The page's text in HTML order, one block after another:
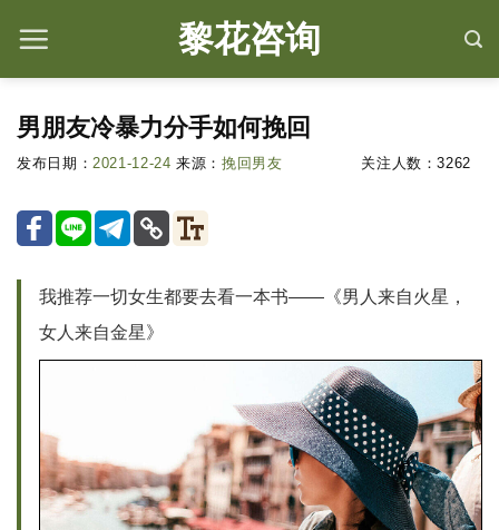
复
黎花咨询
男朋友冷暴力分手如何挽回
发布日期：2021-12-24 来源：挽回男友 关注人数：3262
我推荐一切女生都要去看一本书——《男人来自火星，
女人来自金星》